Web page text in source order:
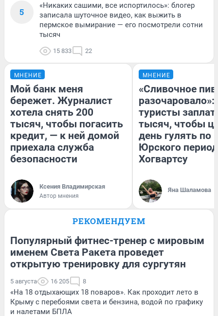
5
«Никаких сашими, все испортилось»: блогер
записала шуточное видео, как выжить в
пермское вымирание — его посмотрели сотни
тысяч
15 833 22
МНЕНИЕ
Мой банк меня
бережет. Журналист
хотела снять 200
тысяч, чтобы погасить
кредит, — к ней домой
приехала служба
безопасности
Ксения Владимирская
Автор мнения
МНЕНИЕ
«Сливочное
разочаровало»:
туристы
тысяч, чтобы
день гулять по
Юрского
Хогвартсу
Яна Шаламова
РЕКОМЕНДУЕМ
Популярный фитнес-тренер с мировым
именем Света Ракета проведет
открытую тренировку для сургутян
5 августа 16 205 8
«На 18 отдыхающих 18 поваров». Как проходит лето в
Крыму с перебоями света и бензина, водой по графику
и налетами БПЛА